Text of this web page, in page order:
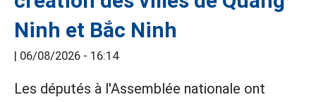
Ninh et Bắc Ninh
| 06/08/2026 - 16:14
Les députés à l'Assemblée nationale ont